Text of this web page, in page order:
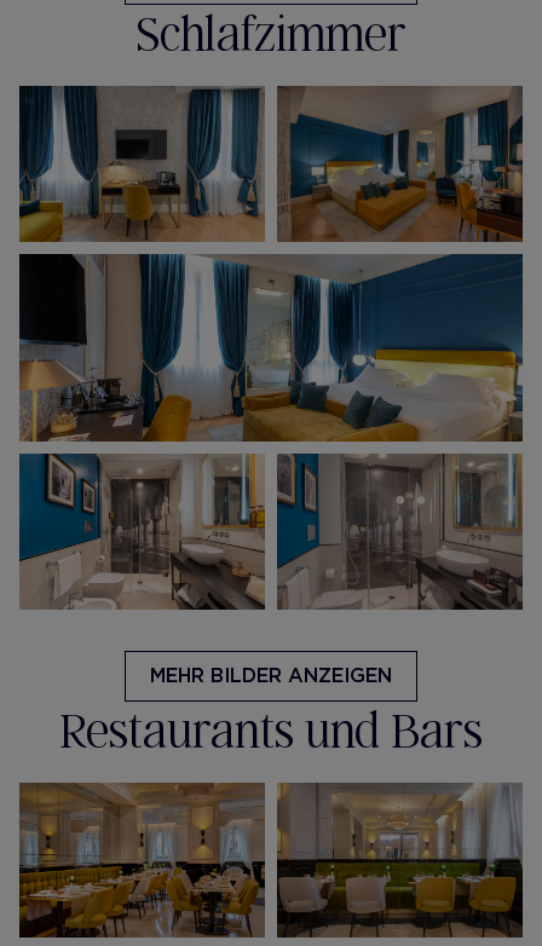
Schlafzimmer
MEHR BILDER ANZEIGEN
Restaurants und Bars